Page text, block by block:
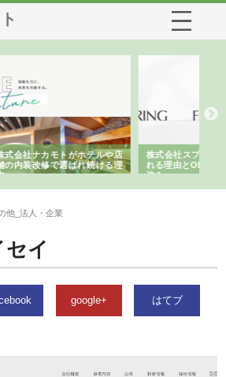
フが選ば
ル製造の
桑木給食株式会社が福山市で選
ばれる手作り弁当配達の理由
他_法人・企業
イ
google+ はてブ